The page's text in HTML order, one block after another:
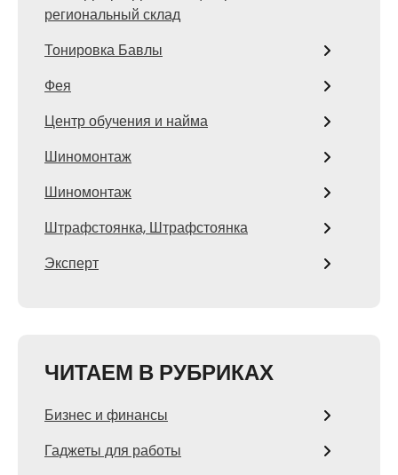
региональный склад
Тонировка Бавлы
Фея
Центр обучения и найма
Шиномонтаж
Шиномонтаж
Штрафстоянка, Штрафстоянка
Эксперт
ЧИТАЕМ В РУБРИКАХ
Бизнес и финансы
Гаджеты для работы